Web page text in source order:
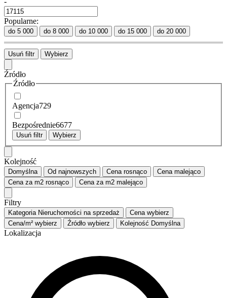
Popularne:
do 5 000 do 8 000 do 10 000 do 15 000 do 20 000
Usuń filtr Wybierz
Źródło
Źródło
Agencja729
Bezpośrednie6677
Usuń filtr Wybierz
Kolejność
Domyślna Od najnowszych Cena rosnąco Cena malejąco
Cena za m2 rosnąco Cena za m2 malejąco
Filtry
Kategoria Nieruchomości na sprzedaż Cena wybierz
Cena/m² wybierz Źródło wybierz Kolejność Domyślna
Lokalizacja